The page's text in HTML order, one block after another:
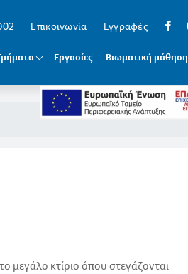
Επικοινωνία Εγγραφές
Εργασίες Βιωματική μάθηση
μεγάλο κτίριο όπου στεγάζονται